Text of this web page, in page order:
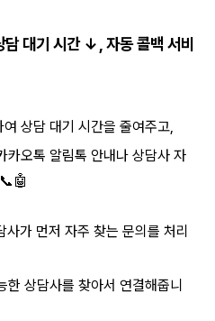
대기 시간 ↓, 자동 콜백 서비
상담 대기 시간을 줄여주고,
카오톡 알림톡 안내나 상담사 자
가 먼저 자주 찾는 문의를 처리
상담사를 찾아서 연결해줍니